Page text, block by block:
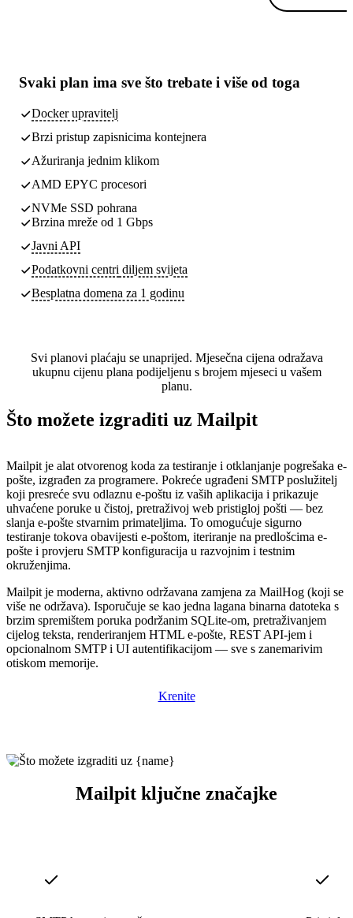
Svaki plan ima sve što trebate i više od toga
Docker upravitelj
Brzi pristup zapisnicima kontejnera
Ažuriranja jednim klikom
AMD EPYC procesori
NVMe SSD pohrana
Brzina mreže od 1 Gbps
Javni API
Podatkovni centri diljem svijeta
Besplatna domena za 1 godinu
Svi planovi plaćaju se unaprijed. Mjesečna cijena odražava
ukupnu cijenu plana podijeljenu s brojem mjeseci u vašem
planu.
Što možete izgraditi uz Mailpit
Mailpit je alat otvorenog koda za testiranje i otklanjanje pogrešaka e-
pošte, izgrađen za programere. Pokreće ugrađeni SMTP poslužitelj
koji presreće svu odlaznu e-poštu iz vaših aplikacija i prikazuje
uhvaćene poruke u čistoj, pretraživoj web pristigloj pošti — bez
slanja e-pošte stvarnim primateljima. To omogućuje sigurno
testiranje tokova obavijesti e-poštom, iteriranje na predlošcima e-
pošte i provjeru SMTP konfiguracija u razvojnim i testnim
okruženjima.
Mailpit je moderna, aktivno održavana zamjena za MailHog (koji se
više ne održava). Isporučuje se kao jedna lagana binarna datoteka s
brzim spremištem poruka podržanim SQLite-om, pretraživanjem
cijelog teksta, renderiranjem HTML e-pošte, REST API-jem i
opcionalnom SMTP i UI autentifikacijom — sve s zanemarivim
otiskom memorije.
Krenite
Mailpit ključne značajke